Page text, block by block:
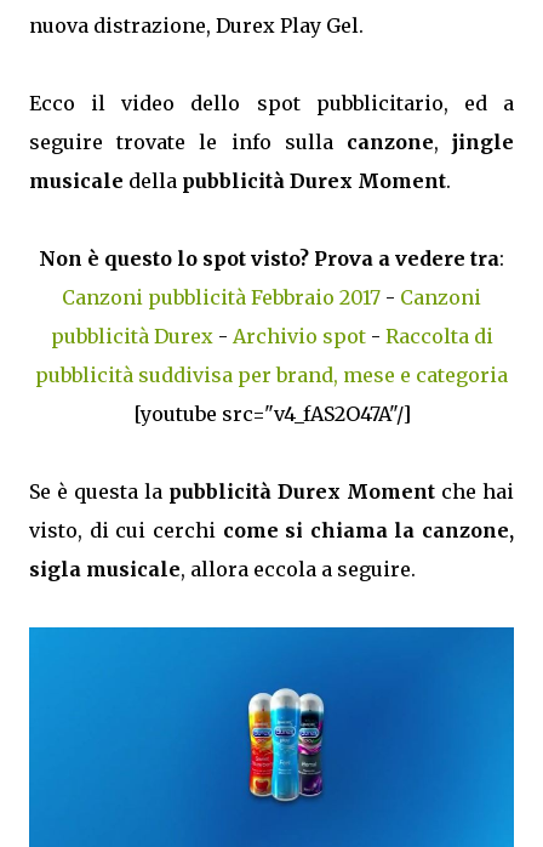
nuova distrazione, Durex Play Gel.
Ecco il video dello spot pubblicitario, ed a
seguire trovate le info sulla canzone,jingle
musicale della pubblicità Durex Moment.
Non è questo lo spot visto? Prova a vedere tra:
Canzoni pubblicità Febbraio 2017 - Canzoni
pubblicità Durex- Archivio spot- Raccolta di
pubblicità suddivisa per brand, mese e categoria
[youtube src="v4_fAS2O47A"/]
Se è questa la pubblicità Durex Moment che hai
visto, di cui cerchi come si chiama la canzone,
sigla musicale, allora eccola a seguire.